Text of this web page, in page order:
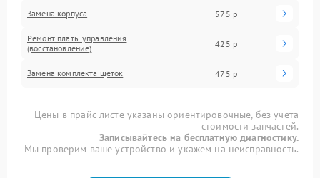
Замена корпуса 575 р
Ремонт платы управления
(восстановление)
425 р
Замена комплекта щеток 475 р
Цены в прайс-листе указаны ориентировочные, без учета
стоимости запчастей.
Записывайтесь на бесплатную диагностику.
Мы проверим ваше устройство и укажем на неисправность.